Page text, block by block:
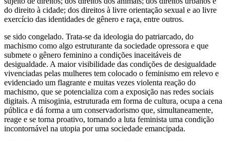
do direito à cidade; dos direitos à livre orientação sexual e ao livre
exercício das identidades de gênero e raça, entre outros.
se sido congelado. Trata-se da ideologia do patriarcado, do
machismo como algo estruturante da sociedade opressora e que
submete o gênero feminino a condições inaceitáveis de
desigualdade. A maior visibilidade das condições de desigualdade
vivenciadas pelas mulheres tem colocado o feminismo em relevo e
evidenciado um flagrante e muitas vezes violenta reação do
machismo, que se potencializa com a exposição nas redes sociais
digitais. A misoginia, estruturada em forma de cultura, ocupa a cena
pública e dá forma a um conservadorismo que, simultaneamente,
reage e se torna proativo, tornando a luta feminista uma condição
incontornável na utopia por uma sociedade emancipada.